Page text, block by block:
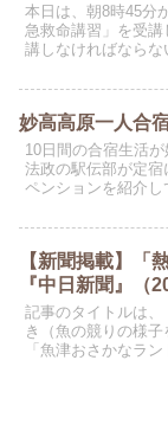
本日は、朝8時45分
急救命講習」を受
講しなければならな
妙高高原一人合
10日間の合宿生活
法政の駅伝部が定
ペンションを紹介し
【新聞掲載】「
『中日新聞』（
記事のタイトルは
き（魚の競りの様
「魚津おさかなラ